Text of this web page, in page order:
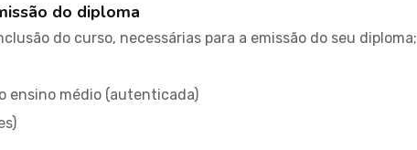
do diploma
do curso, necessárias para a emissão do seu diploma;
ensino médio (autenticada)